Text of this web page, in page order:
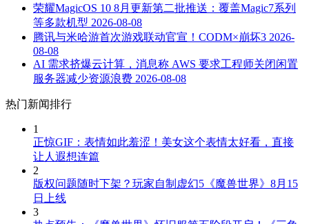
荣耀MagicOS 10 8月更新第二批推送：覆盖Magic7系列
等多款机型 2026-08-08
腾讯与米哈游首次游戏联动官宣！CODM×崩坏3 2026-
08-08
AI 需求挤爆云计算，消息称 AWS 要求工程师关闭闲置
服务器减少资源浪费 2026-08-08
热门新闻排行
1
正惊GIF：表情如此羞涩！美女这个表情太好看，直接
让人遐想连篇
2
版权问题随时下架？玩家自制虚幻5《魔兽世界》8月15
日上线
3